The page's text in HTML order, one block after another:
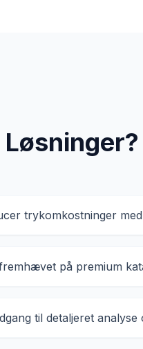
trykomkostninger
på premium
til detaljeret analyse